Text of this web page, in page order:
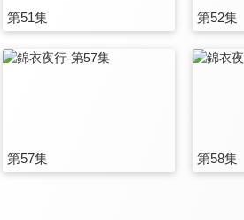
第51集 第52集
第57集 第58集